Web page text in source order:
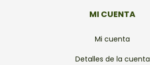
MI CUENTA
Mi cuenta
Detalles de la cuenta